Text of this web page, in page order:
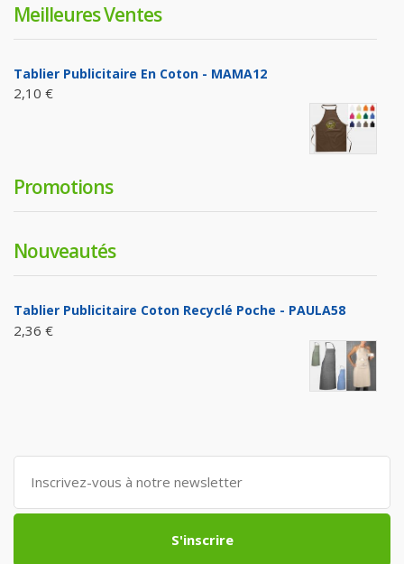
Meilleures Ventes
Tablier Publicitaire En Coton - MAMA12
2,10 €
Promotions
Nouveautés
Tablier Publicitaire Coton Recyclé Poche - PAULA58
2,36 €
S'inscrire